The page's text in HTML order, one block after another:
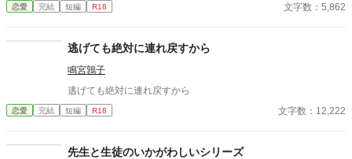
恋愛 完結 短編 R18 文字数：5,862
逃げても絶対に連れ戻すから
鳴宮鶉子
逃げても絶対に連れ戻すから
恋愛 完結 短編 R18 文字数：12,222
先生と生徒のいかがわしいシリーズ